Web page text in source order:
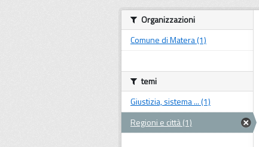
Organizzazioni
Comune di Matera (1)
temi
Giustizia, sistema ... (1)
Regioni e città (1)